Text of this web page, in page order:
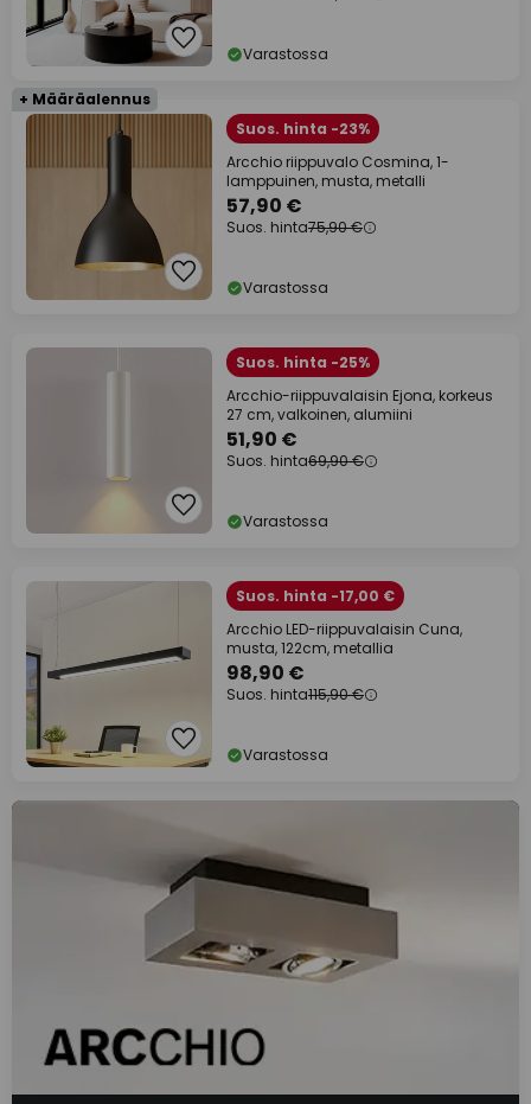
Varastossa
+ Määräalennus
Suos. hinta -23%
Arcchio riippuvalo Cosmina, 1-
lamppuinen, musta, metalli
57,90 €
Suos. hinta75,90 €
Varastossa
Suos. hinta -25%
Arcchio-riippuvalaisin Ejona, korkeus
27 cm, valkoinen, alumiini
51,90 €
Suos. hinta69,90 €
Varastossa
Suos. hinta -17,00 €
Arcchio LED-riippuvalaisin Cuna,
musta, 122cm, metallia
98,90 €
Suos. hinta115,90 €
Varastossa